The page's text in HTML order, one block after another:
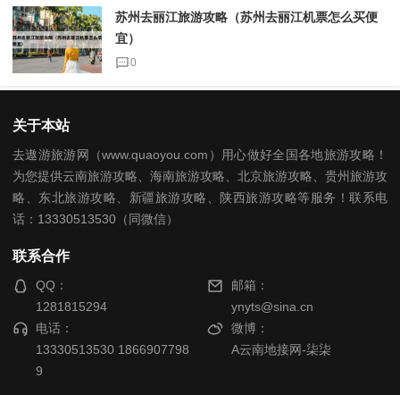
苏州去丽江旅游攻略（苏州去丽江机票怎么买便
宜）
0
关于本站
去遨游旅游网（www.quaoyou.com）用心做好全国各地旅游攻略！
为您提供云南旅游攻略、海南旅游攻略、北京旅游攻略、贵州旅游攻
略、东北旅游攻略、新疆旅游攻略、陕西旅游攻略等服务！联系电
话：13330513530（同微信）
联系合作
QQ：
1281815294
邮箱：
ynyts@sina.cn
电话：
13330513530 1866907798
9
微博：
A云南地接网-柒柒